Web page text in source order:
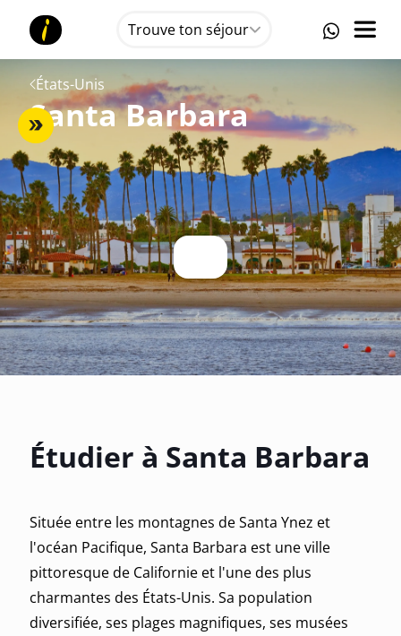
Trouve ton séjour
États-Unis
Santa Barbara
Étudier à Santa Barbara
Située entre les montagnes de Santa Ynez et
l'océan Pacifique, Santa Barbara est une ville
pittoresque de Californie et l'une des plus
charmantes des États-Unis. Sa population
diversifiée, ses plages magnifiques, ses musées